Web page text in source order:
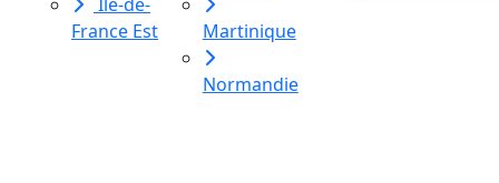
France Est
Martinique
Normandie